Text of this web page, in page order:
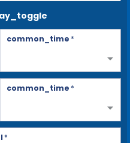
common_time*
common_time*
*